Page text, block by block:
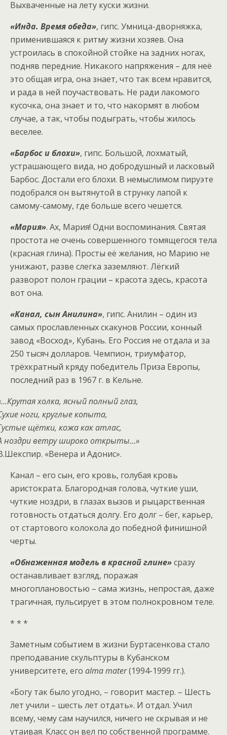
Выхваченные на лету куски жизни.
«Инда. Время обеда», гипс. Умница-дворняжка,
применившаяся к ритму жизни хозяев. Она
устроилась в спокойной стойке на задних ногах,
подняв передние. Никакого напряжения – для неё
это общая игра, она знает, что так всем нравится,
и рада в ней поучаствовать. Не ради лакомого
кусочка, она знает и то, что накормят в любом
случае, а так, чтобы подыграть, чтобы жилось
веселее.
«Барбос и блохи», гипс. Большой, лохматый,
устрашающего вида, но добродушный и ласковый
Барбос. Достали его блохи. В немыслимом пируэте
подобрался он вытянутой в струнку лапой к
самому-самому, где больше всего чешется.
«Мария». Ах, Мария! Одни воспоминания. Святая
простота не очень совершенного томящегося тела
(красная глина). Просты её желания, но Марию не
унижают, разве слегка заземляют. Лёгкий
разворот полон грации – красота здесь, красота
вот она.
«Канал, сын Анилина», гипс. Анилин – один из
самых прославленных скакунов России, конный
завод «Восход», Кубань. Его Россия не отдала и за
250 тысяч долларов. Чемпион, триумфатор,
трёхкратный кряду победитель Приза Европы,
последний раз в 1967 г. в Кельне.
холка, ясный полный глаз,
ноги, круглые копыта,
щётки, кожа как атлас,
ноздри ветру широко открыты…»
«Венера и Адонис».
Канал – его сын, его кровь, голубая кровь
аристократа. Благородная голова, чуткие уши,
чуткие ноздри, в глазах вызов и рыцарственная
готовность отдаться долгу. Его долг – бег, карьер,
от стартового колокола до победной финишной
черты.
«Обнаженная модель в красной глине»сразу
останавливает взгляд, поражая
многоплановостью – сама жизнь, непростая, даже
трагичная, пульсирует в этом полнокровном теле.
* * *
Заметным событием в жизни Буртасенкова стало
преподавание скульптуры в Кубанском
университете, его alma mater(1994-1999 гг.).
«Богу так было угодно, – говорит мастер. – Шесть
лет учили – шесть лет отдать». И отдал. Учил
всему, чему сам научился, ничего не скрывая и не
утаивая. Класс он вел по собственной программе.